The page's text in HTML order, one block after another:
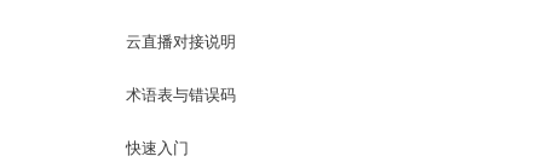
云直播对接说明
术语表与错误码
快速入门